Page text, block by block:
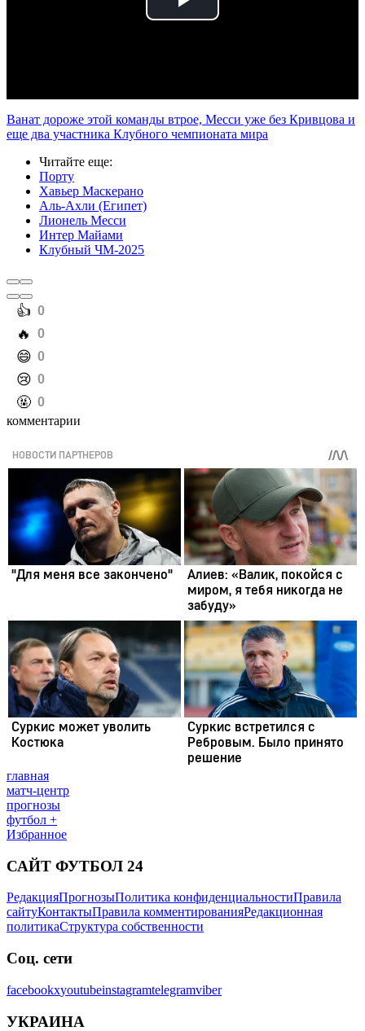
Play
Ванат дороже этой команды втрое, Месси уже без Кривцова и
еще два участника Клубного чемпионата мира
Читайте еще:
Порту
Хавьер Маскерано
Аль-Ахли (Египет)
Лионель Месси
Интер Майами
Клубный ЧМ-2025
️👍 0
️🔥 0
️😄 0
️😢 0
️🤬 0
комментарии
главная
матч-центр
прогнозы
футбол +
Избранное
САЙТ ФУТБОЛ 24
РедакцияПрогнозыПолитика конфиденциальностиПравила
сайтуКонтактыПравила комментированияРедакционная
политикаСтруктура собственности
Соц. сети
facebookxyoutubeinstagramtelegramviber
УКРАИНА